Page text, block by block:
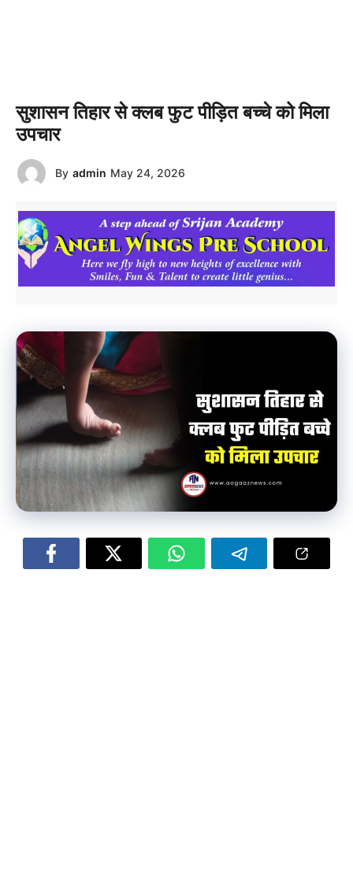
सुशासन तिहार से क्लब फुट पीड़ित बच्चे को मिला
उपचार
By admin May 24, 2026